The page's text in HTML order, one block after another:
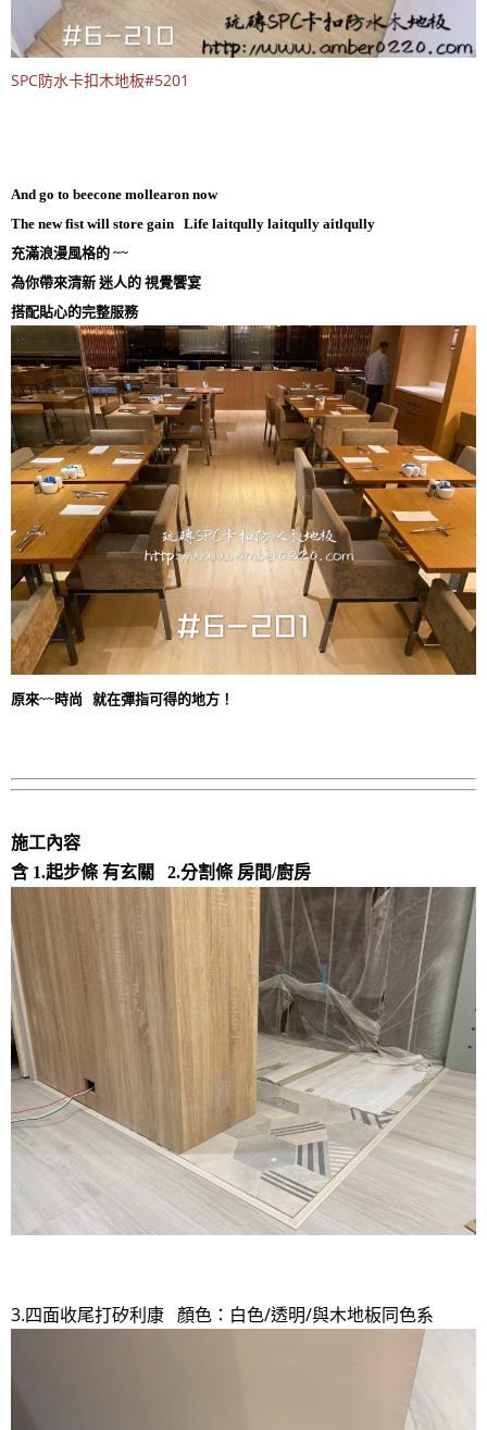
SPC防水卡扣木地板#5201
And go to beecone mollearon now
The new fist will store gain Life laitqully laitqully aitlqully
充滿浪漫風格的 ~~
為你帶來清新 迷人的 視覺饗宴
搭配貼心的完整服務
原來~~時尚 就在彈指可得的地方！
施工內容
含 1.起步條 有玄關 2.分割條 房間/廚房
3.四面收尾打矽利康 顏色：白色/透明/與木地板同色系